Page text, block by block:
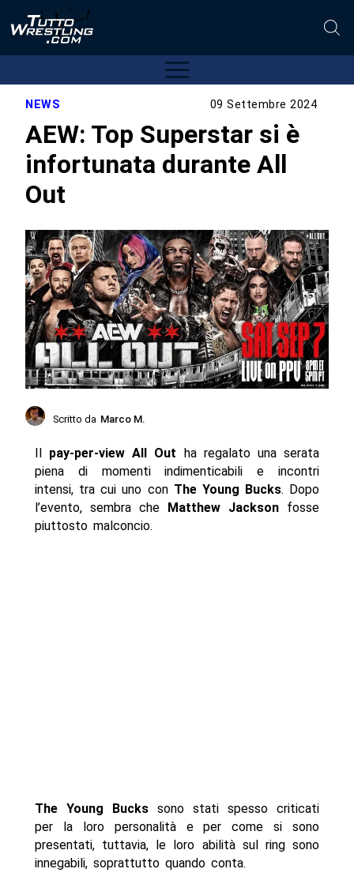
NEWS 09 Settembre 2024
AEW: Top Superstar si è
infortunata durante All
Out
Scritto da Marco M.
pay-per-view All Out ha regalato una serata
piena di momenti indimenticabili e incontri
intensi, tra cui uno con The Young Bucks. Dopo
l’evento, sembra che
Matthew Jackson fosse
piuttosto malconcio.
The Young Buckssono stati spesso criticati
per la loro personalità e per come si sono
presentati, tuttavia, le loro abilità sul ring sono
innegabili, soprattutto quando conta.